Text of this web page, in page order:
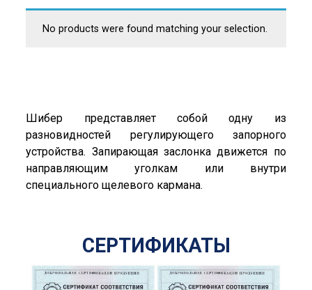
No products were found matching your selection.
Шибер представляет собой одну из
разновидностей регулирующего запорного
устройства. Запирающая заслонка движется по
направляющим уголкам или внутри
специального щелевого кармана.
СЕРТИФИКАТЫ